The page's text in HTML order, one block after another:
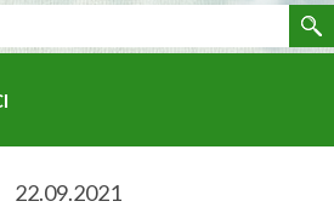
22.09.2021